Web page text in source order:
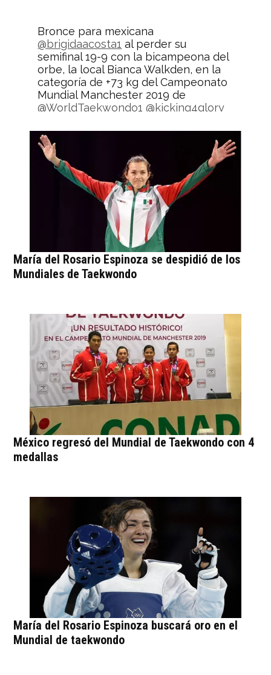
Bronce para mexicana
@brigidaacosta1 al perder su
semifinal 19-9 con la bicampeona del
orbe, la local Bianca Walkden, en la
categoría de +73 kg del Campeonato
Mundial Manchester 2019 de
@WorldTaekwondo1 @kicking4glory
— Comité Olímpico MEX
(@COM_Mexico)
16 de mayo de 2019
María del Rosario Espinoza se despidió de los
Mundiales de Taekwondo
México regresó del Mundial de Taekwondo con 4
medallas
María del Rosario Espinoza buscará oro en el
Mundial de taekwondo